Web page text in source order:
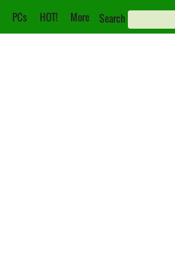
PCs HOT! More Search